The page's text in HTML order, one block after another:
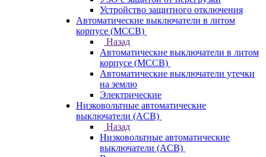
Устройство защитного отключения
Автоматические выключатели в литом
корпусе (MCCB)
Назад
Автоматические выключатели в литом
корпусе (MCCB)
Автоматические выключатели утечки
на землю
Электрические
Низковольтные автоматические
выключатели (ACB)
Назад
Низковольтные автоматические
выключатели (ACB)